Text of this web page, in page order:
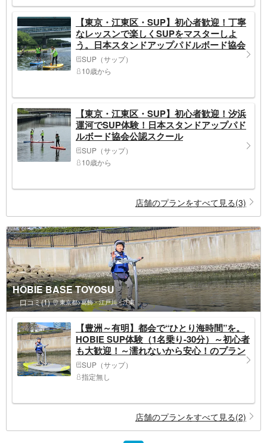
【東京・江東区・SUP】初心者歓迎！丁寧
なレッスンで楽しくSUPをマスターしよ
う。日本スタンドアップパドルボード協会
公認スクール
SUP（サップ）
10歳から
【東京・江東区・SUP】初心者歓迎！汐浜
運河でSUP体験！日本スタンドアップパド
ルボード協会公認スクール
SUP（サップ）
10歳から
店舗のプランをすべて見る(3)
HOBIE BASE TOYOSU
口コミ(1) 東京都>葛飾・江戸川・江東
【豊洲～有明】都会で“ひとり海時間”を。
HOBIE SUP体験（1名乗り-30分）～初心者
も大歓迎！～濡れないから安心！のプラン
詳細
SUP（サップ）
指定無し
店舗のプランをすべて見る(2)